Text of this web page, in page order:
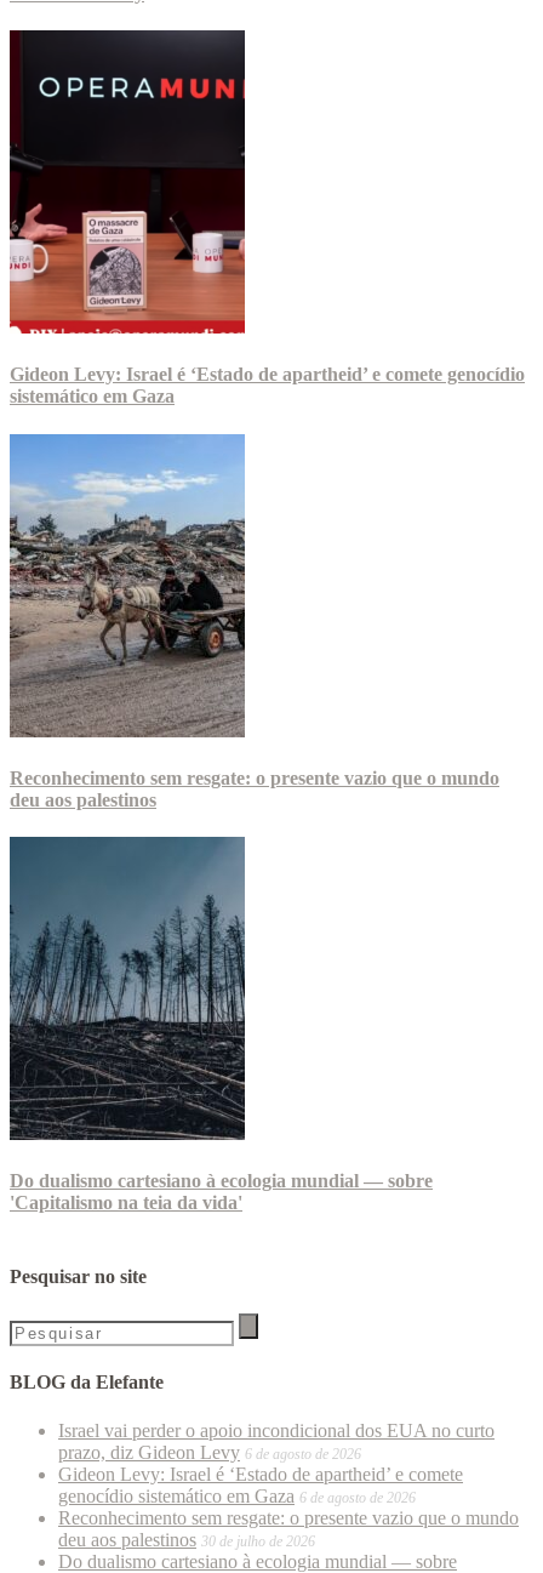
Gideon Levy: Israel é ‘Estado de apartheid’ e comete genocídio
sistemático em Gaza
Reconhecimento sem resgate: o presente vazio que o mundo
deu aos palestinos
Do dualismo cartesiano à ecologia mundial — sobre
'Capitalismo na teia da vida'
Pesquisar no site
BLOG da Elefante
Israel vai perder o apoio incondicional dos EUA no curto
prazo, diz Gideon Levy 6 de agosto de 2026
Gideon Levy: Israel é ‘Estado de apartheid’ e comete
genocídio sistemático em Gaza 6 de agosto de 2026
Reconhecimento sem resgate: o presente vazio que o mundo
deu aos palestinos 30 de julho de 2026
Do dualismo cartesiano à ecologia mundial — sobre